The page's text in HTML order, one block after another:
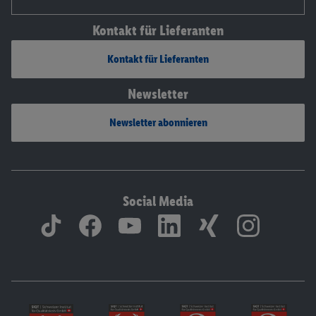
Kontakt für Lieferanten
Kontakt für Lieferanten
Newsletter
Newsletter abonnieren
Social Media